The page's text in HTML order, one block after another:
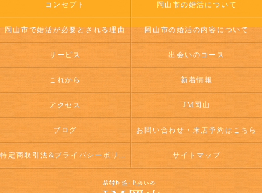
コンセプト 岡山市の婚活について
岡山市で婚活が必要とされる理由 岡山市の婚活の内容について
サービス 出会いのコース
これから 新着情報
アクセス JM岡山
ブログ お問い合わせ・来店予約はこちら
特定商取引法&プライバシーポリシー サイトマップ